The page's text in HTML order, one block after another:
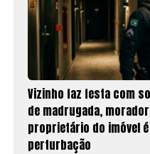
Vizinho faz festa com
de madrugada,
proprietário do imóvel
perturbação